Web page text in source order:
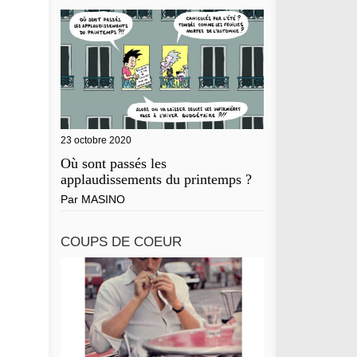
23 octobre 2020
Où sont passés les
applaudissements du printemps ?
Par MASINO
COUPS DE COEUR